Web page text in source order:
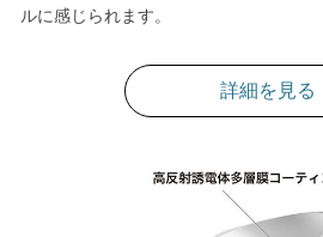
ルに感じられます。
詳細を見る